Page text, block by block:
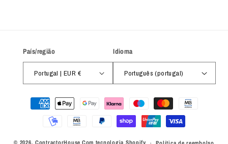
País/região
Portugal | EUR €
Idioma
Português (portugal)
Métodos
pagamento